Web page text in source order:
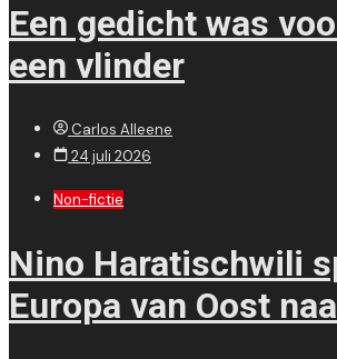
Een gedicht was
een vlinder
Carlos Alleene
24 juli 2026
Non-fictie
Nino Haratischwili
Europa van Oost